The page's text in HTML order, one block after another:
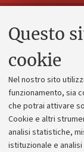
Questo
cookie
Nel nostro sito
funzionamento, sia
che potrai attivare
Cookie e altri
analisi statistiche,
istituzionale e